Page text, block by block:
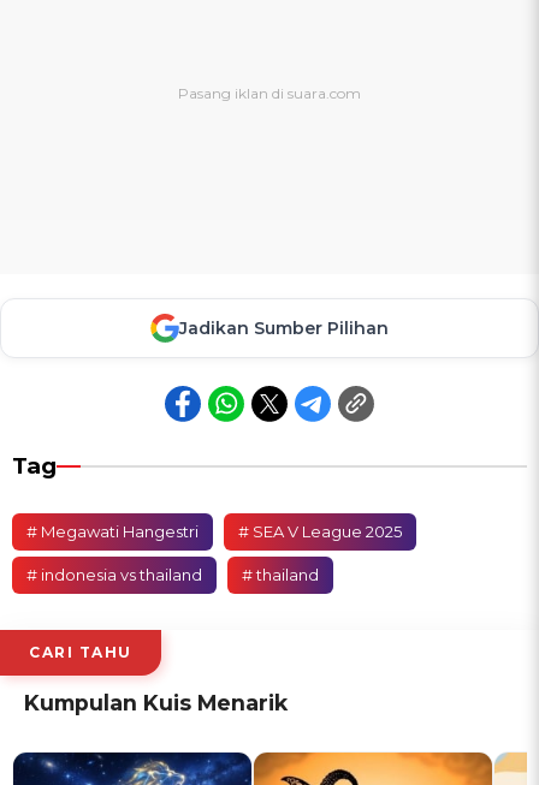
Jadikan Sumber Pilihan
Tag
# Megawati Hangestri # SEA V League 2025
# indonesia vs thailand # thailand
CARI TAHU
Kumpulan Kuis Menarik